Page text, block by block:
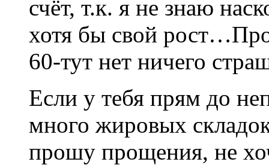
счёт, т.к. я не знаю
хотя бы свой
60-тут нет ничего
Если у тебя прям до
много жировых
прошу прощения, не